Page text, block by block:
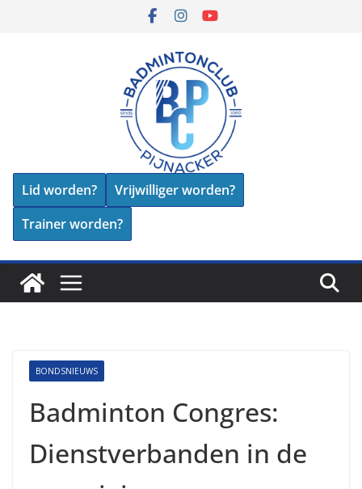
Lid worden?
Vrijwilliger worden?
Trainer worden?
BONDSNIEUWS
Badminton Congres:
Dienstverbanden in de